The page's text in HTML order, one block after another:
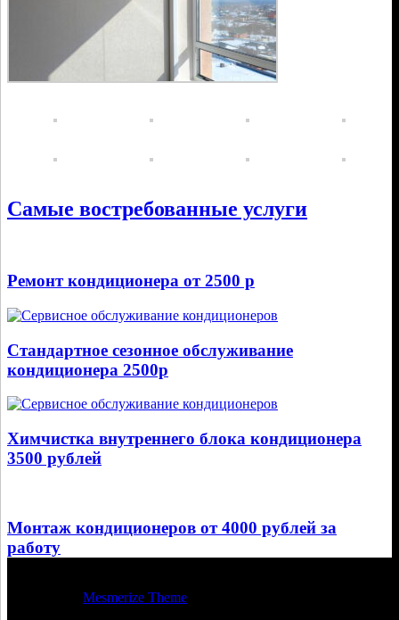
Самые востребованные услуги
Ремонт кондиционера от 2500 р
Стандартное сезонное обслуживание
кондиционера 2500р
Химчистка внутреннего блока кондиционера
3500 рублей
Монтаж кондиционеров от 4000 рублей за
работу
Mesmerize Theme